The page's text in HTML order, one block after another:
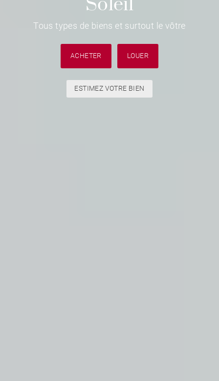
Tous types de biens et surtout le vôtre
ACHETER LOUER
ESTIMEZ VOTRE BIEN